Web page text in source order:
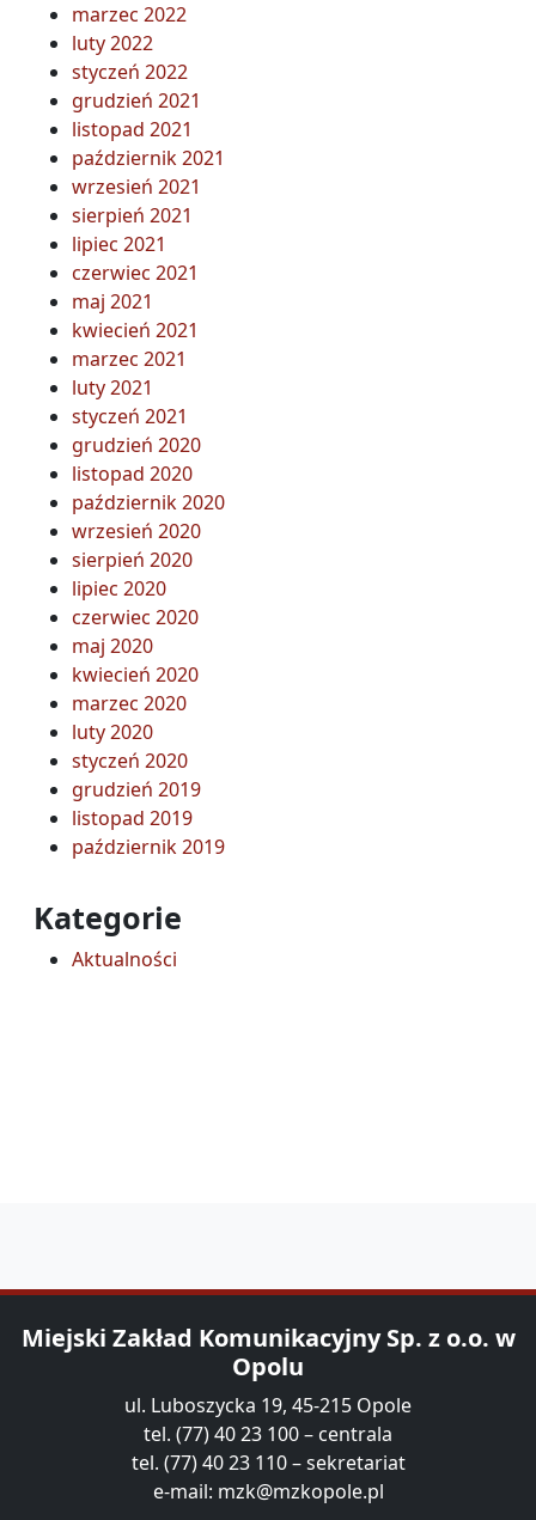
marzec 2022
luty 2022
styczeń 2022
grudzień 2021
listopad 2021
październik 2021
wrzesień 2021
sierpień 2021
lipiec 2021
czerwiec 2021
maj 2021
kwiecień 2021
marzec 2021
luty 2021
styczeń 2021
grudzień 2020
listopad 2020
październik 2020
wrzesień 2020
sierpień 2020
lipiec 2020
czerwiec 2020
maj 2020
kwiecień 2020
marzec 2020
luty 2020
styczeń 2020
grudzień 2019
listopad 2019
październik 2019
Kategorie
Aktualności
Miejski Zakład Komunikacyjny Sp. z o.o. w
Opolu
ul. Luboszycka 19, 45-215 Opole
tel. (77) 40 23 100 – centrala
tel. (77) 40 23 110 – sekretariat
e-mail: mzk@mzkopole.pl